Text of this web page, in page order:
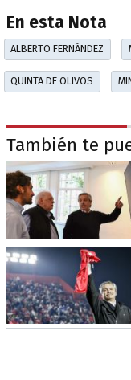
En esta Nota
ALBERTO FERNÁNDEZ
QUINTA DE OLIVOS
También te